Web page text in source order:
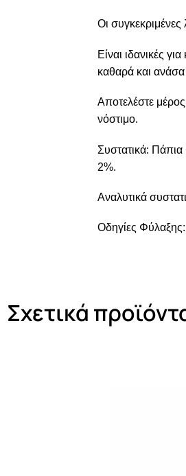
Οι
Είναι ιδανικές
καθαρά και
Αποτελέστε μέρος
νόστιμο.
Συστατικά:
2%.
Αναλυτικά
Οδηγίες
Σχετικά